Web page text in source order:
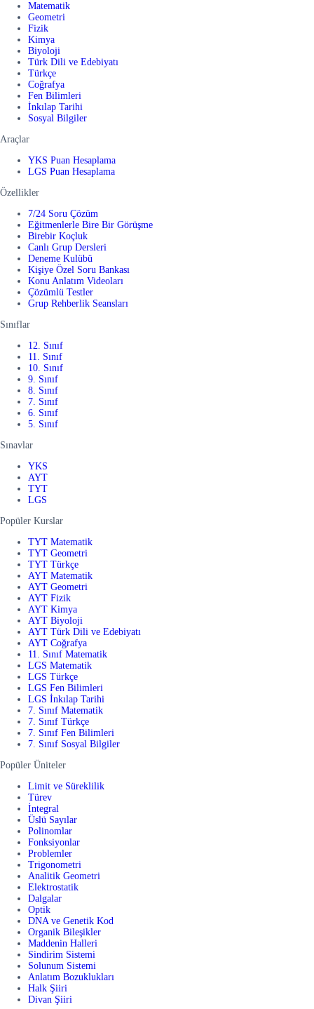
Matematik
Geometri
Fizik
Kimya
Biyoloji
Türk Dili ve Edebiyatı
Türkçe
Coğrafya
Fen Bilimleri
İnkılap Tarihi
Sosyal Bilgiler
Araçlar
YKS Puan Hesaplama
LGS Puan Hesaplama
Özellikler
7/24 Soru Çözüm
Eğitmenlerle Bire Bir Görüşme
Birebir Koçluk
Canlı Grup Dersleri
Deneme Kulübü
Kişiye Özel Soru Bankası
Konu Anlatım Videoları
Çözümlü Testler
Grup Rehberlik Seansları
Sınıflar
12. Sınıf
11. Sınıf
10. Sınıf
9. Sınıf
8. Sınıf
7. Sınıf
6. Sınıf
5. Sınıf
Sınavlar
YKS
AYT
TYT
LGS
Popüler Kurslar
TYT Matematik
TYT Geometri
TYT Türkçe
AYT Matematik
AYT Geometri
AYT Fizik
AYT Kimya
AYT Biyoloji
AYT Türk Dili ve Edebiyatı
AYT Coğrafya
11. Sınıf Matematik
LGS Matematik
LGS Türkçe
LGS Fen Bilimleri
LGS İnkılap Tarihi
7. Sınıf Matematik
7. Sınıf Türkçe
7. Sınıf Fen Bilimleri
7. Sınıf Sosyal Bilgiler
Popüler Üniteler
Limit ve Süreklilik
Türev
İntegral
Üslü Sayılar
Polinomlar
Fonksiyonlar
Problemler
Trigonometri
Analitik Geometri
Elektrostatik
Dalgalar
Optik
DNA ve Genetik Kod
Organik Bileşikler
Maddenin Halleri
Sindirim Sistemi
Solunum Sistemi
Anlatım Bozuklukları
Halk Şiiri
Divan Şiiri